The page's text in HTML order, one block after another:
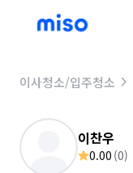
이사청소/입주청소
이찬우
0.00 (0)